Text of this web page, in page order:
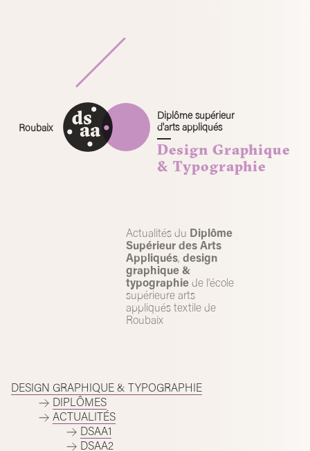
Roubaix
Diplôme supérieur
d'arts appliqués
Design Graphique
& Typographie
Actualités du Diplôme
Supérieur des Arts
Appliqués,design
graphique &
typographie de l'école
supérieure arts
appliqués textile de
Roubaix
DESIGN GRAPHIQUE & TYPOGRAPHIE
DIPLÔMES
ACTUALITÉS
DSAA1
DSAA2